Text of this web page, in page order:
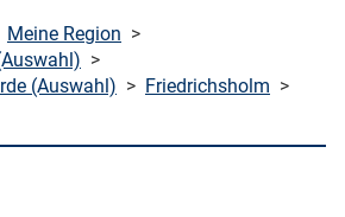
Meine Region >
>
(Auswahl) > Friedrichsholm >